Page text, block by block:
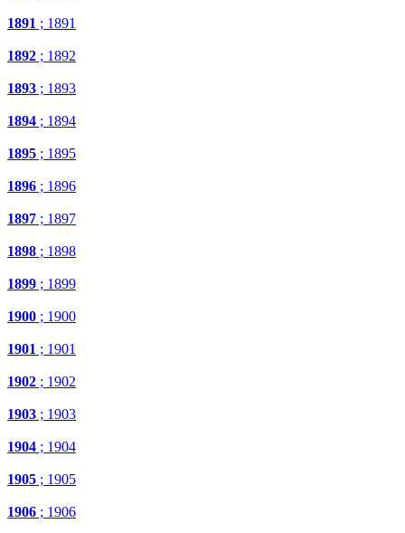
1891 ; 1891
1892 ; 1892
1893 ; 1893
1894 ; 1894
1895 ; 1895
1896 ; 1896
1897 ; 1897
1898 ; 1898
1899 ; 1899
1900 ; 1900
1901 ; 1901
1902 ; 1902
1903 ; 1903
1904 ; 1904
1905 ; 1905
1906 ; 1906